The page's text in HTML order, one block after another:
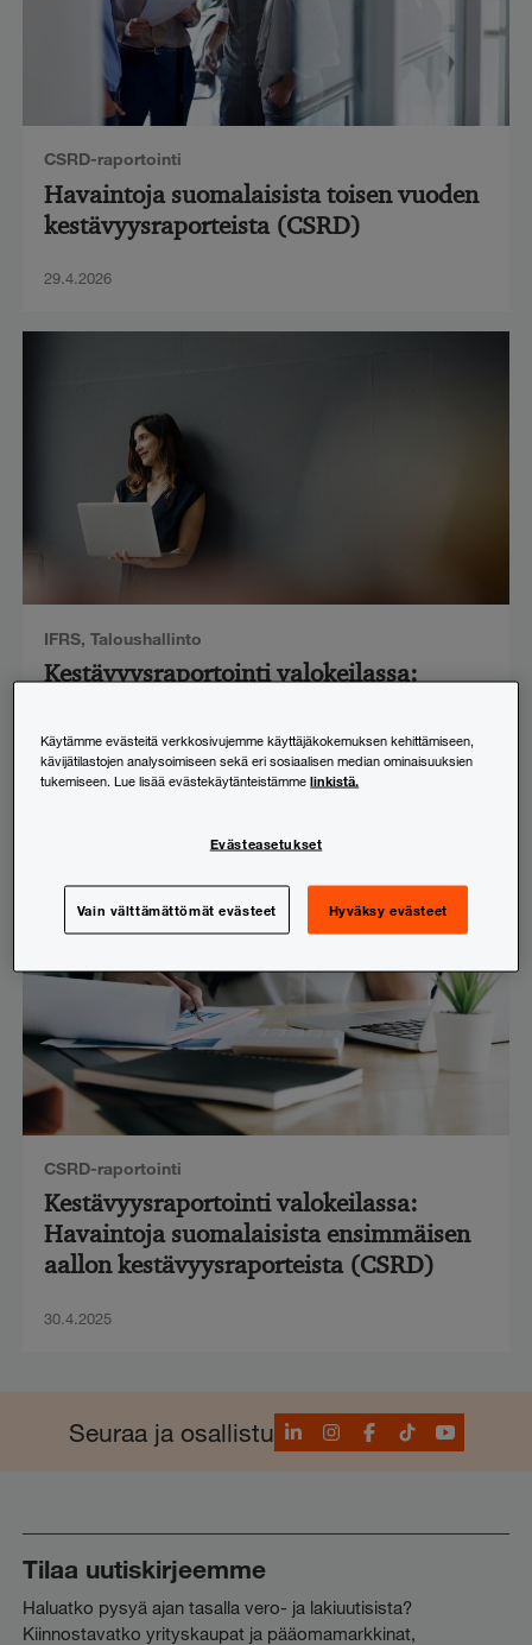
CSRD-raportointi
Havaintoja suomalaisista toisen vuoden
kestävyysraporteista (CSRD)
29.4.2026
IFRS, Taloushallinto
Kestävyysraportointi valokeilassa:
2.9.2025
CSRD-raportointi
Kestävyysraportointi valokeilassa:
Havaintoja suomalaisista ensimmäisen
aallon kestävyysraporteista (CSRD)
30.4.2025
Seuraa ja osallistuLinkedInInstagram
Facebook
TikTokYouTube
Tilaa uutiskirjeemme
Haluatko pysyä ajan tasalla vero- ja lakiuutisista?
Kiinnostavatko yrityskaupat ja pääomamarkkinat,
Käytämme evästeitä verkkosivujemme käyttäjäkokemuksen kehittämiseen,
kävijätilastojen analysoimiseen sekä eri sosiaalisen median ominaisuuksien
tukemiseen. Lue lisää evästekäytänteistämmelinkistä.
Evästeasetukset
Vain välttämättömät evästeet Hyväksy evästeet